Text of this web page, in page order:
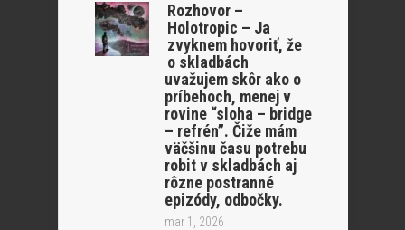
Rozhovor –
Holotropic – Ja
zvyknem hovoriť, že
o skladbách
uvažujem skôr ako o
príbehoch, menej v
rovine “sloha – bridge
– refrén”. Čiže mám
väčšinu času potrebu
robit v skladbách aj
rôzne postranné
epizódy, odbočky.
mar 1, 2026